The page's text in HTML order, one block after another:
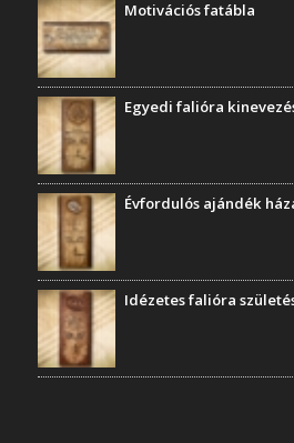
Motivációs fatábla
Egyedi falióra
Évfordulós ajándék
Idézetes falióra